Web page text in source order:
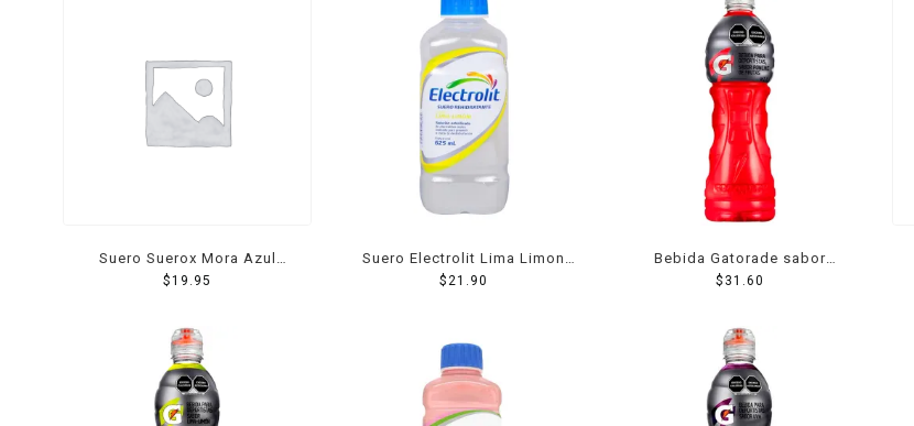
Suero Suerox Mora Azul
C/Hierbabuena 630 Ml
$19.95
Suero Electrolit Lima Limon
625 Ml
$21.90
Bebida Gatorade sabor
ponche de frutas 1 l
$ 31.60